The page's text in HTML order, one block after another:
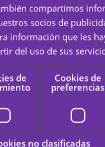
24-48 h adicionales.
mínimo.
es baja te
compartimos
socios de
información que les
del uso de sus
de
Cookies de
preferencias
no clasificadas